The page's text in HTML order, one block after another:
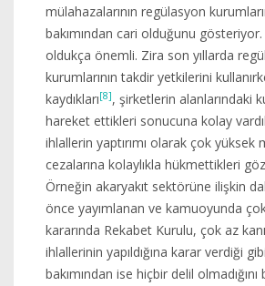
mülahazalarının regülasyon
bakımından cari olduğunu
oldukça önemli. Zira son yıllarda
kurumlarının takdir yetkilerini
kaydıkları[8], şirketlerin alanlarındaki
hareket ettikleri sonucuna kolay
ihlallerin yaptırımı olarak çok yüksek
cezalarına kolaylıkla hükmettikleri
Örneğin akaryakıt sektörüne ilişkin
önce yayımlanan ve kamuoyunda
kararında Rekabet Kurulu, çok az
ihlallerinin yapıldığına karar verdiği
bakımından ise hiçbir delil